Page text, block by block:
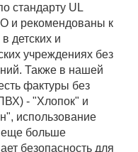
стандарту UL
и рекомендованы к
детских и
учреждениях без
Также в нашей
фактуры без
- "Хлопок" и
использование
еще больше
безопасность для